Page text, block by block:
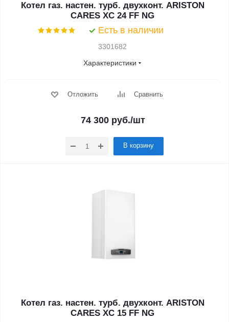
Котел газ. настен. турб. двухконт. ARISTON
CARES XC 24 FF NG
Есть в наличии
3301682
Характеристики
Отложить Сравнить
74 300руб./шт
В корзину
Котел газ. настен. турб. двухконт. ARISTON
CARES XC 15 FF NG